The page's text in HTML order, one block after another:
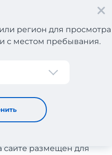
регион для просмотра
с местом пребывания.
с Италии
с
сайте размещен для